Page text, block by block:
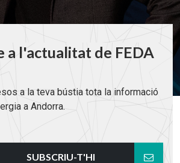
a l'actualitat de FEDA
a la teva bústia tota la informació
a Andorra.
SUBSCRIU-T'HI